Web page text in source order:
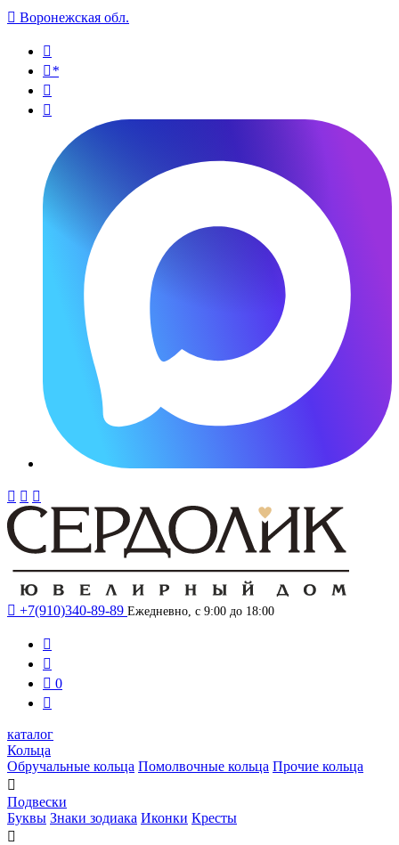
 Воронежская обл.

*


  
 +7(910)340-89-89 Ежедневно, с 9:00 до 18:00


 0

каталог
Кольца
Обручальные кольца Помолвочные кольца Прочие кольца

Подвески
Буквы Знаки зодиака Иконки Кресты
